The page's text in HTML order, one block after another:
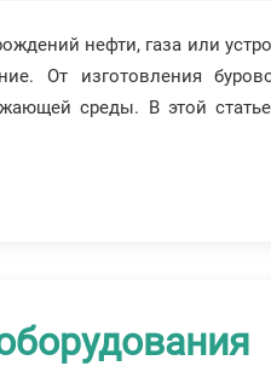
нефти, газа или
От изготовления
среды. В этой